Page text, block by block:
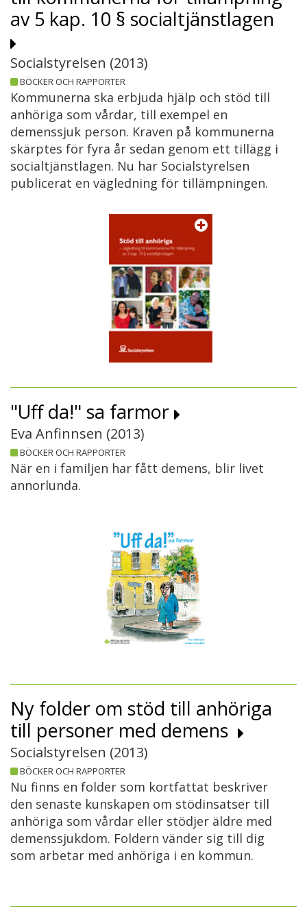
av 5 kap. 10 § socialtjänstlagen
Socialstyrelsen (2013)
BÖCKER OCH RAPPORTER
Kommunerna ska erbjuda hjälp och stöd till
anhöriga som vårdar, till exempel en
demenssjuk person. Kraven på kommunerna
skärptes för fyra år sedan genom ett tillägg i
socialtjänstlagen. Nu har Socialstyrelsen
publicerat en vägledning för tillämpningen.
"Uff da!" sa farmor
Eva Anfinnsen (2013)
BÖCKER OCH RAPPORTER
När en i familjen har fått demens, blir livet
annorlunda.
Ny folder om stöd till anhöriga
till personer med demens
Socialstyrelsen (2013)
BÖCKER OCH RAPPORTER
Nu finns en folder som kortfattat beskriver
den senaste kunskapen om stödinsatser till
anhöriga som vårdar eller stödjer äldre med
demenssjukdom. Foldern vänder sig till dig
som arbetar med anhöriga i en kommun.